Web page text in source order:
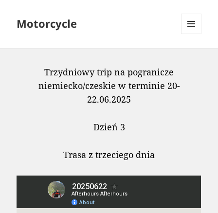
Motorcycle
Trzydniowy trip na pogranicze
niemiecko/czeskie w terminie 20-
22.06.2025
Dzień 3
Trasa z trzeciego dnia